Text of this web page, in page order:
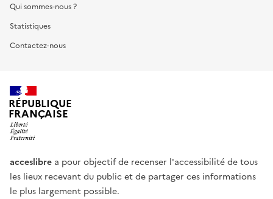
Qui sommes-nous ?
Statistiques
Contactez-nous
RÉPUBLIQUE
FRANÇAISE
acceslibre a pour objectif de recenser l'accessibilité de tous
les lieux recevant du public et de partager ces informations
le plus largement possible.